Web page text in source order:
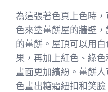
為這張著色頁上色時
色來塗薑餅屋的牆壁
的薑餅。屋頂可以用
果，再加上紅色、綠
畫面更加繽紛。薑餅
色畫出糖霜紐扣和笑